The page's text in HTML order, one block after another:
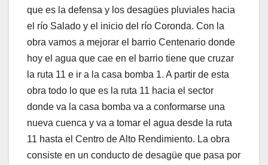
que es la defensa y los desagües pluviales hacia
el río Salado y el inicio del río Coronda. Con la
obra vamos a mejorar el barrio Centenario donde
hoy el agua que cae en el barrio tiene que cruzar
la ruta 11 e ir a la casa bomba 1. A partir de esta
obra todo lo que es la ruta 11 hacia el sector
donde va la casa bomba va a conformarse una
nueva cuenca y va a tomar el agua desde la ruta
11 hasta el Centro de Alto Rendimiento. La obra
consiste en un conducto de desagüe que pasa por